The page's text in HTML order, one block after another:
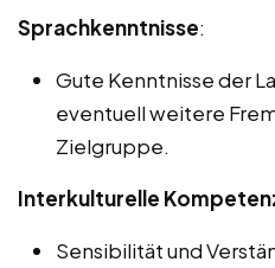
Sprachkenntnisse:
Gute Kenntnisse der
eventuell weitere
Zielgruppe.
Interkulturelle
Sensibilität und